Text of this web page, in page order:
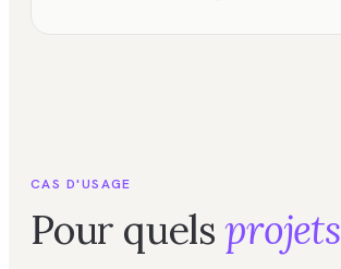
CAS D'USAGE
Pour quelsprojets